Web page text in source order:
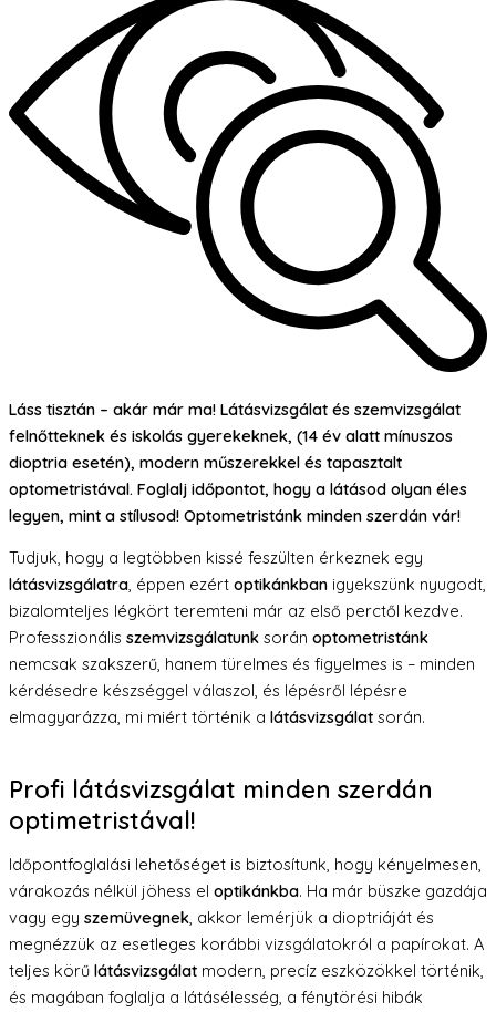
Láss tisztán – akár már ma! Látásvizsgálat és szemvizsgálat
felnőtteknek és iskolás gyerekeknek, (14 év alatt mínuszos
dioptria esetén), modern műszerekkel és tapasztalt
optometristával. Foglalj időpontot, hogy a látásod olyan éles
legyen, mint a stílusod! Optometristánk minden szerdán vár!
Tudjuk, hogy a legtöbben kissé feszülten érkeznek egy
látásvizsgálatra, éppen ezért optikánkban igyekszünk nyugodt,
bizalomteljes légkört teremteni már az első perctől kezdve.
Professzionális szemvizsgálatunk során optometristánk
nemcsak szakszerű, hanem türelmes és figyelmes is – minden
kérdésedre készséggel válaszol, és lépésről lépésre
elmagyarázza, mi miért történik a látásvizsgálat során.
Profi látásvizsgálat minden szerdán
optimetristával!
Időpontfoglalási lehetőséget is biztosítunk, hogy kényelmesen,
várakozás nélkül jöhess el optikánkba. Ha már büszke gazdája
vagy egy szemüvegnek, akkor lemérjük a dioptriáját és
megnézzük az esetleges korábbi vizsgálatokról a papírokat. A
teljes körű látásvizsgálat modern, precíz eszközökkel történik,
és magában foglalja a látásélesség, a fénytörési hibák